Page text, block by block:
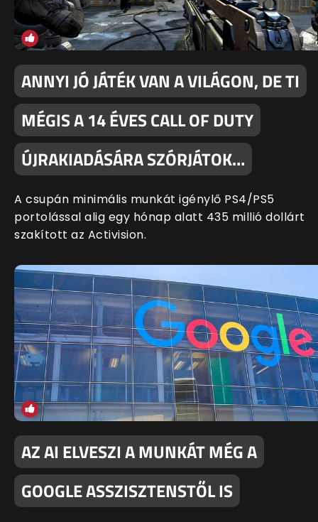
ANNYI JÓ JÁTÉK VAN A VILÁGON, DE TI
MÉGIS A 14 ÉVES CALL OF DUTY
ÚJRAKIADÁSÁRA SZÓRJÁTOK…
A csupán minimális munkát igénylő PS4/PS5
portolással alig egy hónap alatt 435 millió dollárt
szakított az Activision.
AZ AI ELVESZI A MUNKÁT MÉG A
GOOGLE ASSZISZTENSTŐL IS